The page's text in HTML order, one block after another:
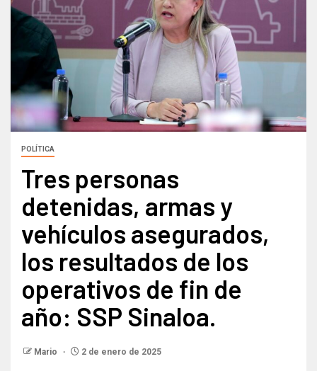
POLÍTICA
Tres personas
detenidas, armas y
vehículos asegurados,
los resultados de los
operativos de fin de
año: SSP Sinaloa.
Mario 2 de enero de 2025